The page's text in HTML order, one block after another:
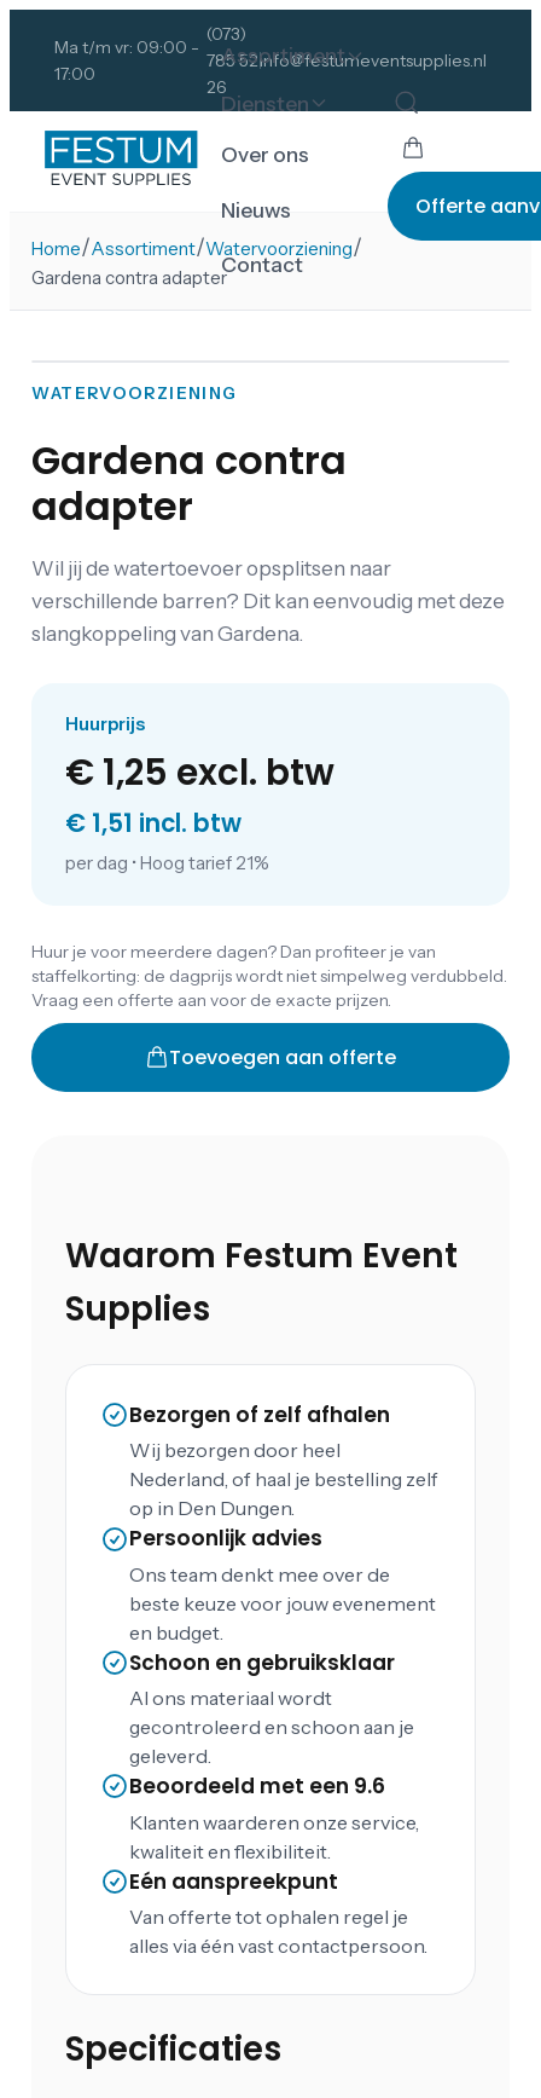
Ma t/m vr: 09:00 -
17:00
(073)
785 52
26
info@festumeventsupplies.nl
Assortiment
Diensten
Over ons
Nieuws
Contact
Offerte
Home/Assortiment/Watervoorziening/
Gardena contra adapter
WATERVOORZIENING
Gardena contra
adapter
Wil jij de watertoevoer opsplitsen naar
verschillende barren? Dit kan eenvoudig met deze
slangkoppeling van Gardena.
Huurprijs
€ 1,25 excl. btw
€ 1,51 incl. btw
per dag • Hoog tarief 21%
Huur je voor meerdere dagen? Dan profiteer je van
staffelkorting: de dagprijs wordt niet simpelweg verdubbeld.
Vraag een offerte aan voor de exacte prijzen.
Toevoegen aan offerte
Waarom Festum Event
Supplies
Bezorgen of zelf afhalen
Wij bezorgen door heel
Nederland, of haal je bestelling zelf
op in Den Dungen.
Persoonlijk advies
Ons team denkt mee over de
beste keuze voor jouw evenement
en budget.
Schoon en gebruiksklaar
Al ons materiaal wordt
gecontroleerd en schoon aan je
geleverd.
Beoordeeld met een 9.6
Klanten waarderen onze service,
kwaliteit en flexibiliteit.
Eén aanspreekpunt
Van offerte tot ophalen regel je
alles via één vast contactpersoon.
Specificaties